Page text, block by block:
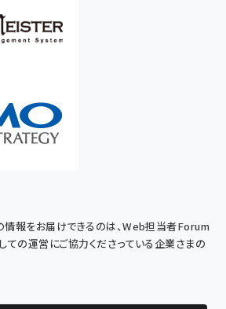
報をお届けできるのは、Web担当者Forum
ての運営にご協力くださっている企業さまの